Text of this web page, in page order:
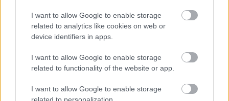
I want to allow Google to enable storage
related to analytics like cookies on web or
device identifiers in apps.
I want to allow Google to enable storage
related to functionality of the website or app.
I want to allow Google to enable storage
Biztosan értékelni fogják a gesztust, amikor elébük
tárul egy ízlésesen elkészített hideg- vagy
gyümölcstál, vagy megédesíti a délutánjukat
számos finomság. Jó hatással lehet a
munkamorálra, a teljesítményre, így akár
rendszeresíthetjük is, ha látjuk a pozitív hatásait.